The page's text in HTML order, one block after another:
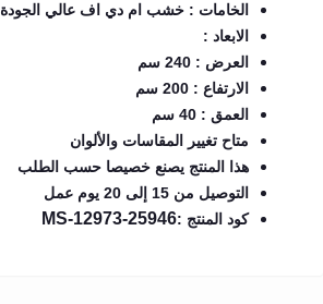
الخامات : خشب ام دي اف عالي الجودة
الابعاد :
العرض : 240 سم
الارتفاع : 200 سم
العمق : 40 سم
متاح تغيير المقاسات والألوان
هذا المنتج يصنع خصيصا حسب الطلب
التوصيل من 15 إلى 20 يوم عمل
كود المنتج :MS-12973-25946